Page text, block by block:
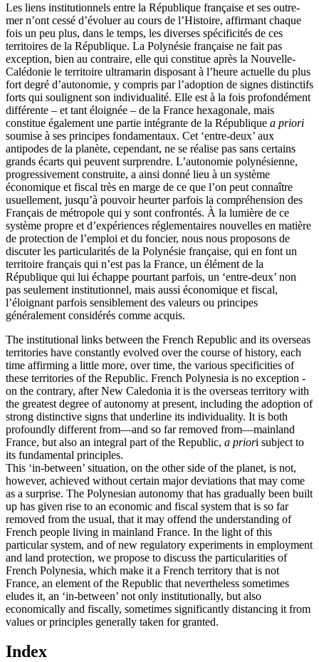
Les liens institutionnels entre la République française et ses outre-
mer n’ont cessé d’évoluer au cours de l’Histoire, affirmant chaque
fois un peu plus, dans le temps, les diverses spécificités de ces
territoires de la République. La Polynésie française ne fait pas
exception, bien au contraire, elle qui constitue après la Nouvelle-
Calédonie le territoire ultramarin disposant à l’heure actuelle du plus
fort degré d’autonomie, y compris par l’adoption de signes distinctifs
forts qui soulignent son individualité. Elle est à la fois profondément
différente – et tant éloignée – de la France hexagonale, mais
constitue également une partie intégrante de la République a priori
soumise à ses principes fondamentaux. Cet ‘entre-deux’ aux
antipodes de la planète, cependant, ne se réalise pas sans certains
grands écarts qui peuvent surprendre. L’autonomie polynésienne,
progressivement construite, a ainsi donné lieu à un système
économique et fiscal très en marge de ce que l’on peut connaître
usuellement, jusqu’à pouvoir heurter parfois la compréhension des
Français de métropole qui y sont confrontés. À la lumière de ce
système propre et d’expériences réglementaires nouvelles en matière
de protection de l’emploi et du foncier, nous nous proposons de
discuter les particularités de la Polynésie française, qui en font un
territoire français qui n’est pas la France, un élément de la
République qui lui échappe pourtant parfois, un ‘entre-deux’ non
pas seulement institutionnel, mais aussi économique et fiscal,
l’éloignant parfois sensiblement des valeurs ou principes
généralement considérés comme acquis.
The institutional links between the French Republic and its overseas
territories have constantly evolved over the course of history, each
time affirming a little more, over time, the various specificities of
these territories of the Republic. French Polynesia is no exception -
on the contrary, after New Caledonia it is the overseas territory with
the greatest degree of autonomy at present, including the adoption of
strong distinctive signs that underline its individuality. It is both
profoundly different from—and so far removed from—mainland
France, but also an integral part of the Republic, a priori subject to
its fundamental principles.
This ‘in-between’ situation, on the other side of the planet, is not,
however, achieved without certain major deviations that may come
as a surprise. The Polynesian autonomy that has gradually been built
up has given rise to an economic and fiscal system that is so far
removed from the usual, that it may offend the understanding of
French people living in mainland France. In the light of this
particular system, and of new regulatory experiments in employment
and land protection, we propose to discuss the particularities of
French Polynesia, which make it a French territory that is not
France, an element of the Republic that nevertheless sometimes
eludes it, an ‘in-between’ not only institutionally, but also
economically and fiscally, sometimes significantly distancing it from
values or principles generally taken for granted.
Index